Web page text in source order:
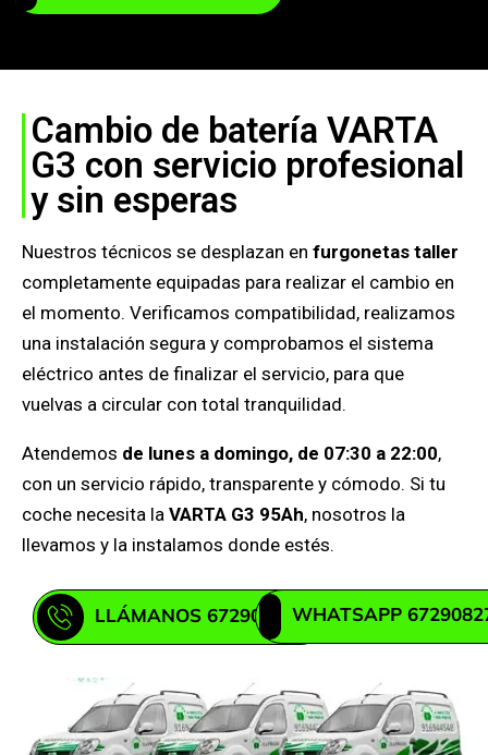
Cambio de batería VARTA
G3 con servicio profesional
y sin esperas
Nuestros técnicos se desplazan en furgonetas taller
completamente equipadas para realizar el cambio en
el momento. Verificamos compatibilidad, realizamos
una instalación segura y comprobamos el sistema
eléctrico antes de finalizar el servicio, para que
vuelvas a circular con total tranquilidad.
Atendemos de lunes a domingo, de 07:30 a 22:00,
con un servicio rápido, transparente y cómodo. Si tu
coche necesita la VARTA G3 95Ah, nosotros la
llevamos y la instalamos donde estés.
LLÁMANOS 672908271WHATSAPP